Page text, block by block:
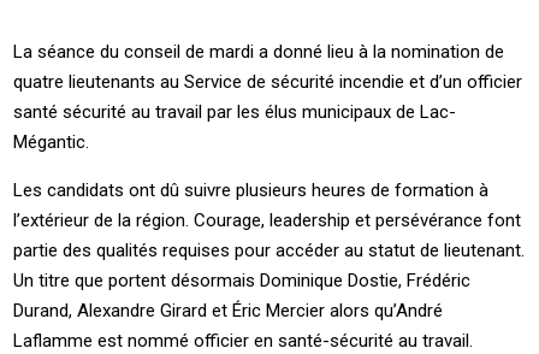
La séance du conseil de mardi a donné lieu à la nomination de
quatre lieutenants au Service de sécurité incendie et d’un officier
santé sécurité au travail par les élus municipaux de Lac-
Mégantic.
Les candidats ont dû suivre plusieurs heures de formation à
l’extérieur de la région. Courage, leadership et persévérance font
partie des qualités requises pour accéder au statut de lieutenant.
Un titre que portent désormais Dominique Dostie, Frédéric
Durand, Alexandre Girard et Éric Mercier alors qu’André
Laflamme est nommé officier en santé-sécurité au travail.